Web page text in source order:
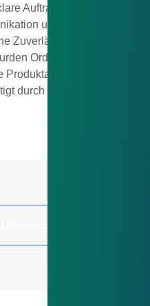
Auftragssteuerung.
und gezielte
Zuverlässigkeit.
Ordnung, Sauberkeit
liegt
durch exzellente